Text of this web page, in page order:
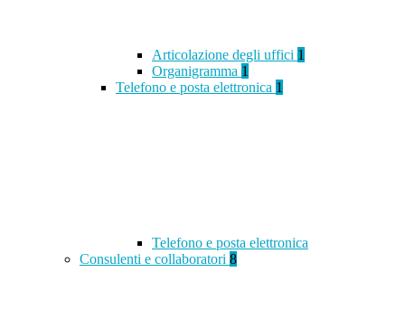
Articolazione degli uffici 1
Organigramma 1
Telefono e posta elettronica 1
Telefono e posta elettronica
Consulenti e collaboratori 8